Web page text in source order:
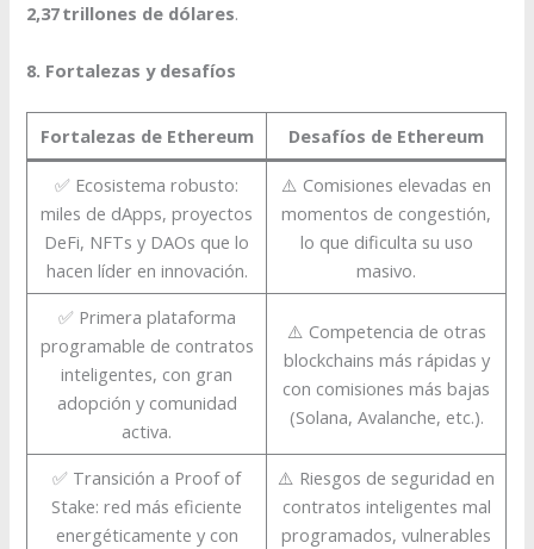
2,37 trillones de dólares.
8. Fortalezas y desafíos
Fortalezas de Ethereum Desafíos de Ethereum
✅ Ecosistema robusto:
miles de dApps, proyectos
DeFi, NFTs y DAOs que lo
hacen líder en innovación.
⚠️ Comisiones elevadas en
momentos de congestión,
lo que dificulta su uso
masivo.
✅ Primera plataforma
programable de contratos
inteligentes, con gran
adopción y comunidad
activa.
⚠️ Competencia de otras
blockchains más rápidas y
con comisiones más bajas
(Solana, Avalanche, etc.).
✅ Transición a Proof of
Stake: red más eficiente
energéticamente y con
⚠️ Riesgos de seguridad en
contratos inteligentes mal
programados, vulnerables